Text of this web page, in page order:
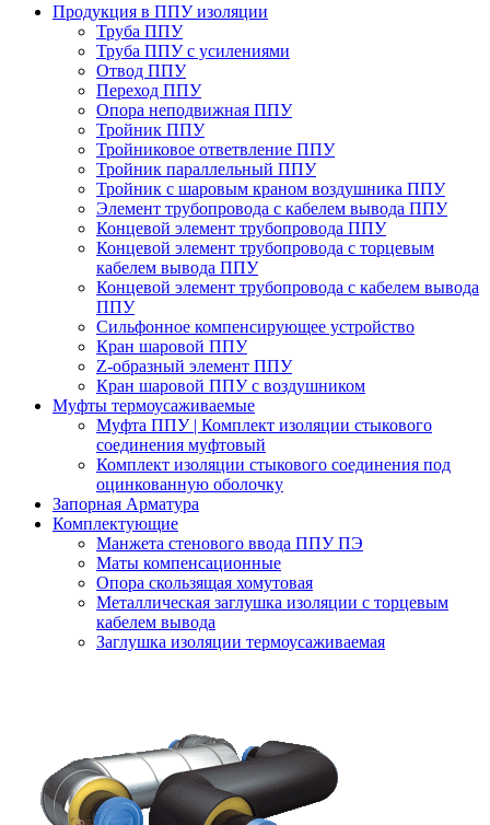
Продукция в ППУ изоляции
Труба ППУ
Труба ППУ с усилениями
Отвод ППУ
Переход ППУ
Опора неподвижная ППУ
Тройник ППУ
Тройниковое ответвление ППУ
Тройник параллельный ППУ
Тройник с шаровым краном воздушника ППУ
Элемент трубопровода с кабелем вывода ППУ
Концевой элемент трубопровода ППУ
Концевой элемент трубопровода с торцевым
кабелем вывода ППУ
Концевой элемент трубопровода с кабелем вывода
ППУ
Сильфонное компенсирующее устройство
Кран шаровой ППУ
Z-образный элемент ППУ
Кран шаровой ППУ с воздушником
Муфты термоусаживаемые
Муфта ППУ | Комплект изоляции стыкового
соединения муфтовый
Комплект изоляции стыкового соединения под
оцинкованную оболочку
Запорная Арматура
Комплектующие
Манжета стенового ввода ППУ ПЭ
Маты компенсационные
Опора скользящая хомутовая
Металлическая заглушка изоляции с торцевым
кабелем вывода
Заглушка изоляции термоусаживаемая